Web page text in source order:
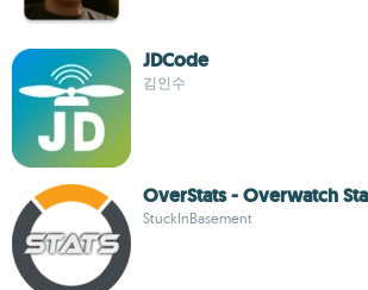
JDCode
김인수
OverStats - Overwatch
StuckInBasement